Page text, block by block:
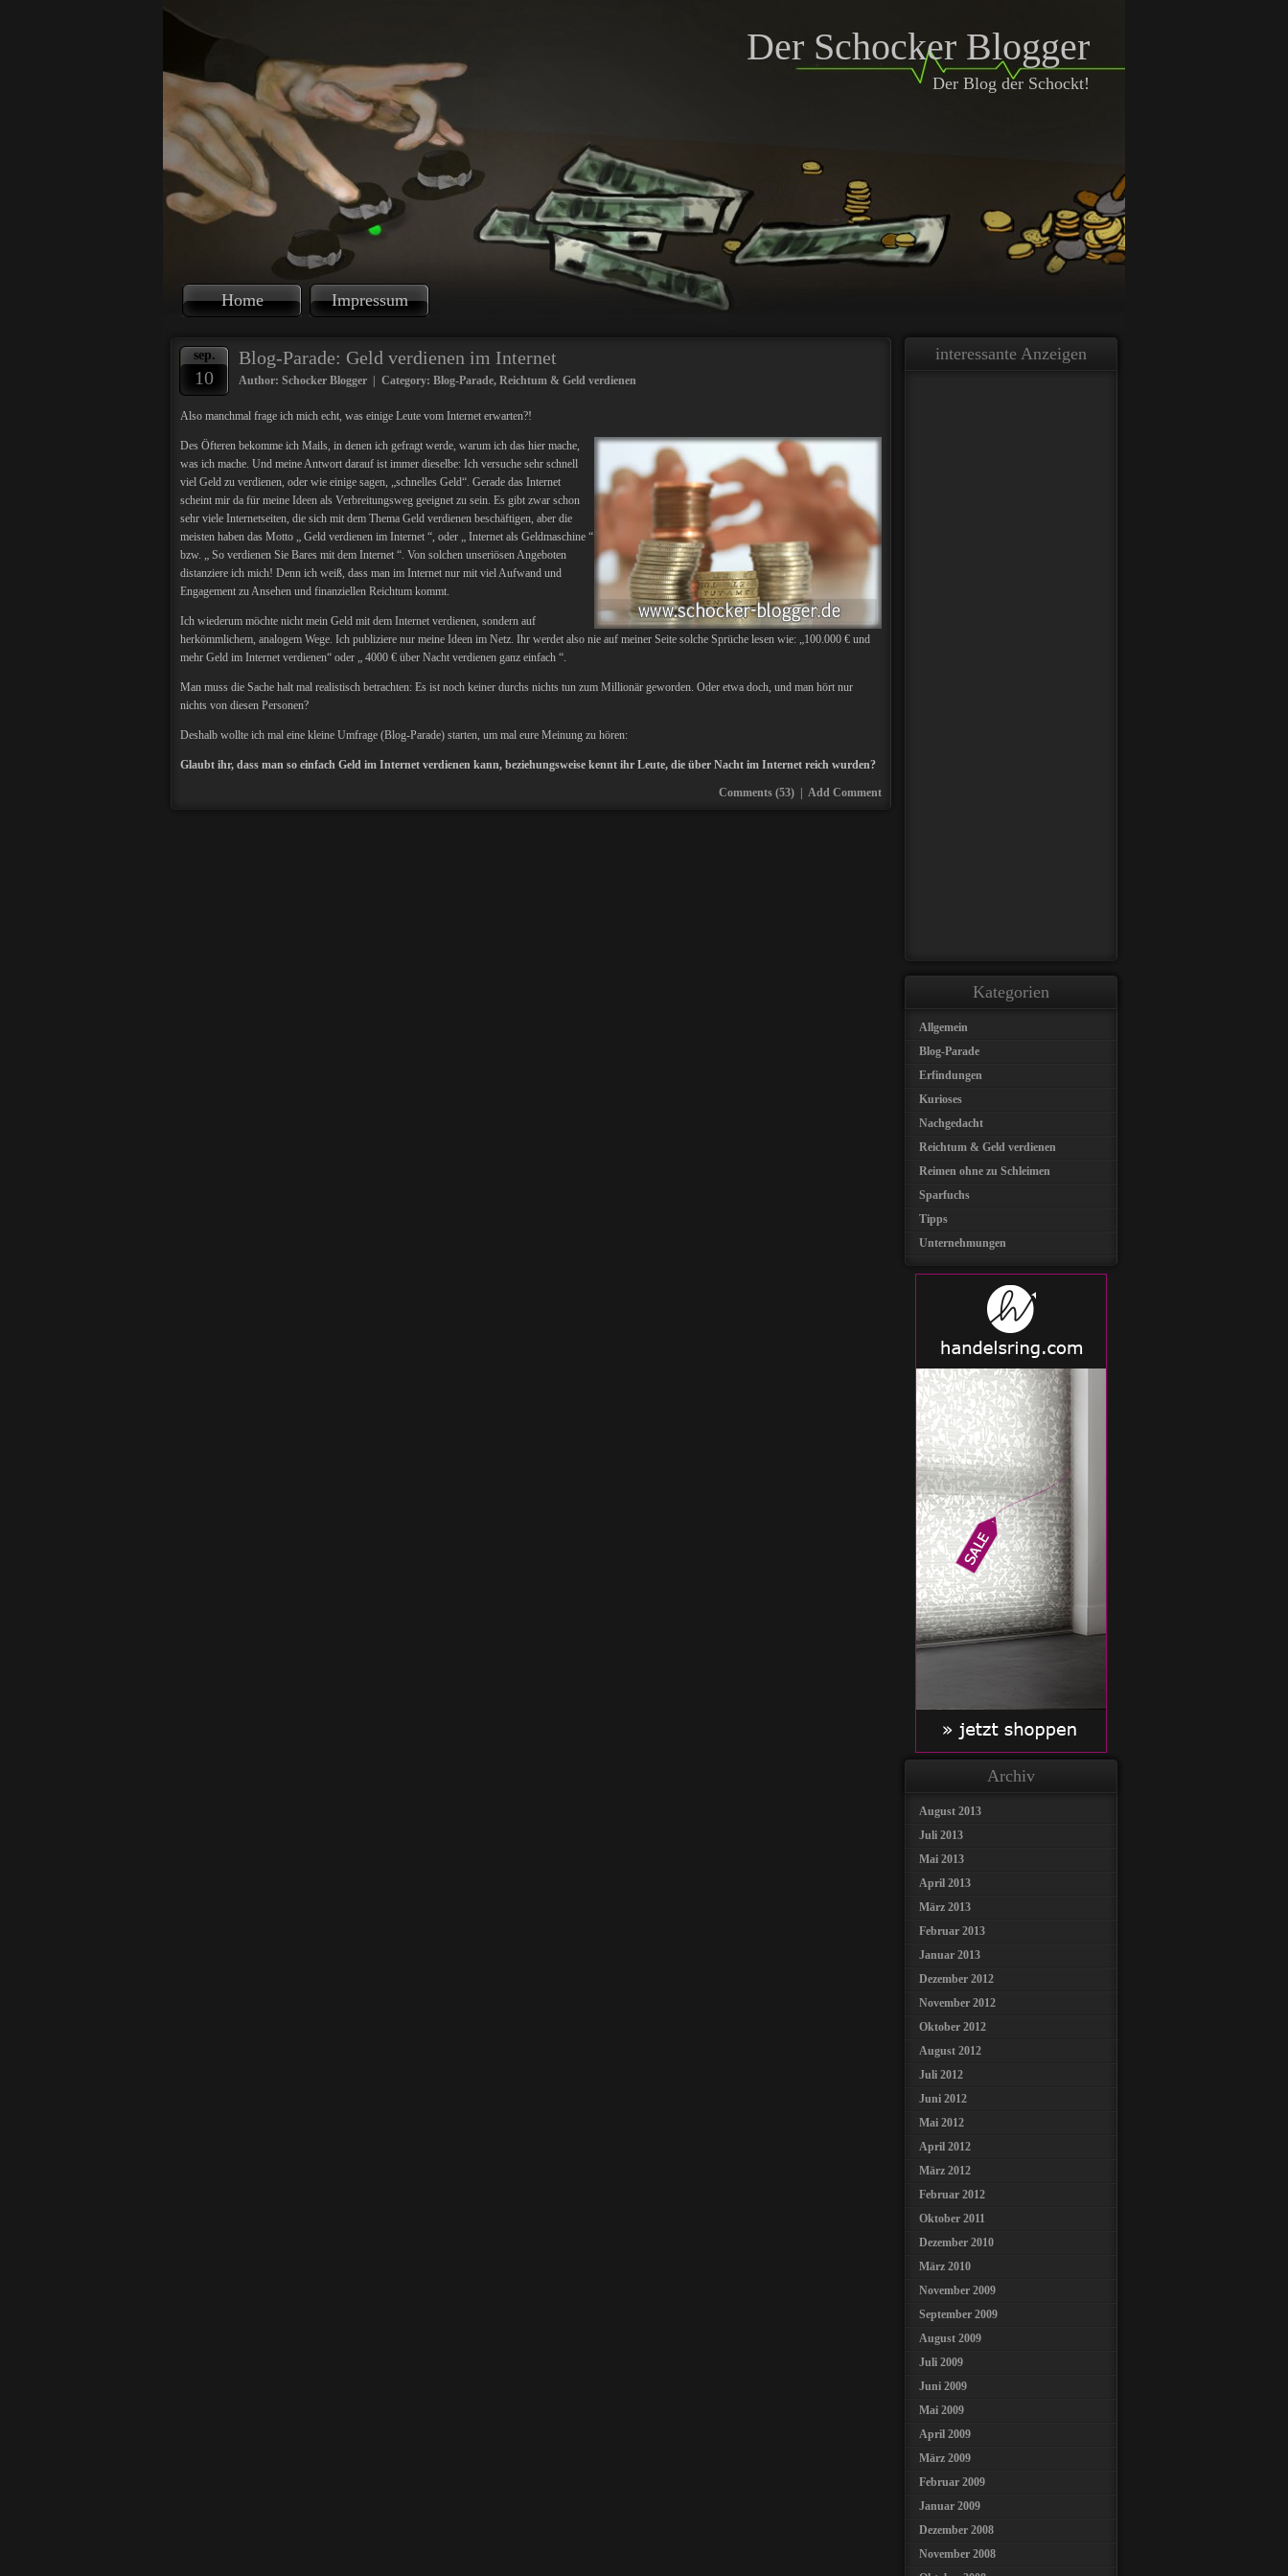
Der Schocker Blogger
Der Blog der Schockt!
Home Impressum
sep.
10
Blog-Parade: Geld verdienen im Internet
Author: Schocker Blogger | Category: Blog-Parade, Reichtum & Geld verdienen
Also manchmal frage ich mich echt, was einige Leute vom Internet erwarten?!
Des Öfteren bekomme ich Mails, in denen ich gefragt werde, warum ich das hier mache,
was ich mache. Und meine Antwort darauf ist immer dieselbe: Ich versuche sehr schnell
viel Geld zu verdienen, oder wie einige sagen, „schnelles Geld“. Gerade das Internet
scheint mir da für meine Ideen als Verbreitungsweg geeignet zu sein. Es gibt zwar schon
sehr viele Internetseiten, die sich mit dem Thema Geld verdienen beschäftigen, aber die
meisten haben das Motto „ Geld verdienen im Internet “, oder „ Internet als Geldmaschine “
bzw. „ So verdienen Sie Bares mit dem Internet “. Von solchen unseriösen Angeboten
distanziere ich mich! Denn ich weiß, dass man im Internet nur mit viel Aufwand und
Engagement zu Ansehen und finanziellen Reichtum kommt.
Ich wiederum möchte nicht mein Geld mit dem Internet verdienen, sondern auf
herkömmlichem, analogem Wege. Ich publiziere nur meine Ideen im Netz. Ihr werdet also nie auf meiner Seite solche Sprüche lesen wie: „100.000 € und
mehr Geld im Internet verdienen“ oder „ 4000 € über Nacht verdienen ganz einfach “.
Man muss die Sache halt mal realistisch betrachten: Es ist noch keiner durchs nichts tun zum Millionär geworden. Oder etwa doch, und man hört nur
nichts von diesen Personen?
Deshalb wollte ich mal eine kleine Umfrage (Blog-Parade) starten, um mal eure Meinung zu hören:
Glaubt ihr, dass man so einfach Geld im Internet verdienen kann, beziehungsweise kennt ihr Leute, die über Nacht im Internet reich wurden?
Comments (53) Add Comment
interessante Anzeigen
Kategorien
Allgemein
Blog-Parade
Erfindungen
Kurioses
Nachgedacht
Reichtum & Geld verdienen
Reimen ohne zu Schleimen
Sparfuchs
Tipps
Unternehmungen
Archiv
August 2013
Juli 2013
Mai 2013
April 2013
März 2013
Februar 2013
Januar 2013
Dezember 2012
November 2012
Oktober 2012
August 2012
Juli 2012
Juni 2012
Mai 2012
April 2012
März 2012
Februar 2012
Oktober 2011
Dezember 2010
März 2010
November 2009
September 2009
August 2009
Juli 2009
Juni 2009
Mai 2009
April 2009
März 2009
Februar 2009
Januar 2009
Dezember 2008
November 2008